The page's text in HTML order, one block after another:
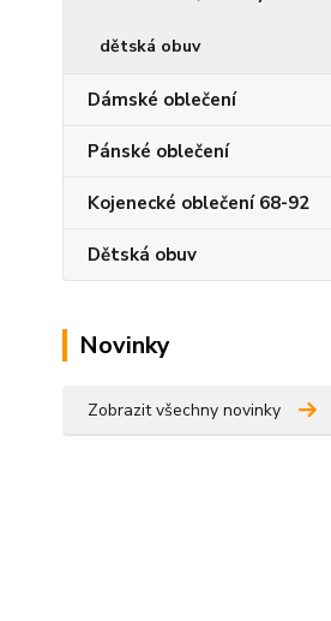
dětská obuv
Dámské oblečení
Pánské oblečení
Kojenecké oblečení 68-92
Dětská obuv
Novinky
Zobrazit všechny novinky